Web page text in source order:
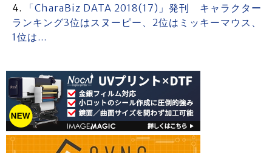
「CharaBiz DATA 2018(17)」発刊 キャラクター
ランキング3位はスヌーピー、2位はミッキーマウス、
1位は…